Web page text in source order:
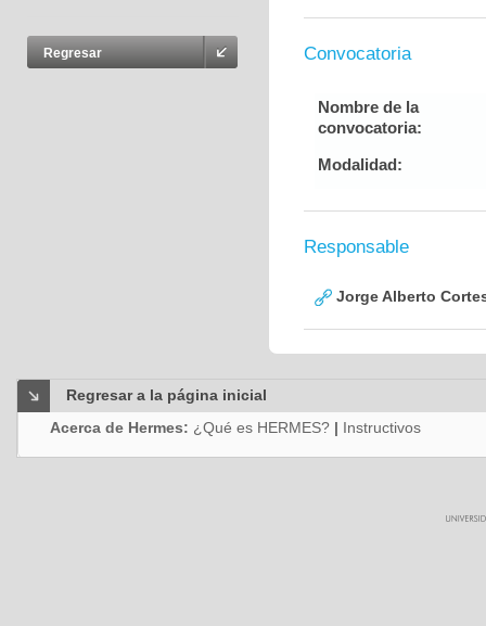
Regresar Convocatoria
Nombre de la
convocatoria:
Modalidad:
Responsable
Jorge Alberto
Regresar a la página inicial
Acerca de Hermes: ¿Qué es HERMES? | Instructivos